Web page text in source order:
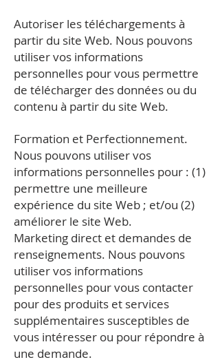
Autoriser les téléchargements à
partir du site Web. Nous pouvons
utiliser vos informations
personnelles pour vous permettre
de télécharger des données ou du
contenu à partir du site Web.
Formation et Perfectionnement.
Nous pouvons utiliser vos
informations personnelles pour : (1)
permettre une meilleure
expérience du site Web ; et/ou (2)
améliorer le site Web.
Marketing direct et demandes de
renseignements. Nous pouvons
utiliser vos informations
personnelles pour vous contacter
pour des produits et services
supplémentaires susceptibles de
vous intéresser ou pour répondre à
une demande.